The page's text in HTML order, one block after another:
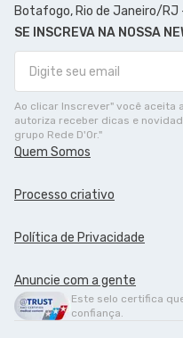
Botafogo, Rio de Janeiro/RJ
SE INSCREVA NA NOSSA
Ao clicar Inscrever" você aceita
autoriza receber dicas e
grupo Rede D'Or."
Quem Somos
Processo criativo
Política de Privacidade
Anuncie com a gente
Este selo certifica
confiança.